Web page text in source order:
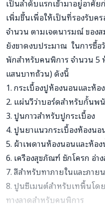
เป็นลำดับแรกเข้ามาอยู่อาศั
เพิ่มขึ้นเพื่อให้เป็นที่รองรับค
จำนวน ตามเจตนารมณ์ ของ
ยังขาดงบประมาณ ในการซื้อ
พักสำหรับคนพิการ จำนวน 5
แสนบาทถ้วน) ดังนี้
1. กระเบื้องปูห้องนอนและห้อ
2. แผ่นวีว่าบอร์ดสำหรับกั้นพ
3. ปูนกาวสำหรับปูกระเบื้อง
4. ปูนยาแนวกระเบื้องห้องนอ
5. ผ้าเพดานห้องนอนและห้อง
6. เครืองสุขภัณฑ์ ชักโครก อ่
7. สีสำหรับทาภายในและภา
8. ปูนซีเมนต์สำหรับเทพื้นโด
ทางลาดสำหรับคนพิการ